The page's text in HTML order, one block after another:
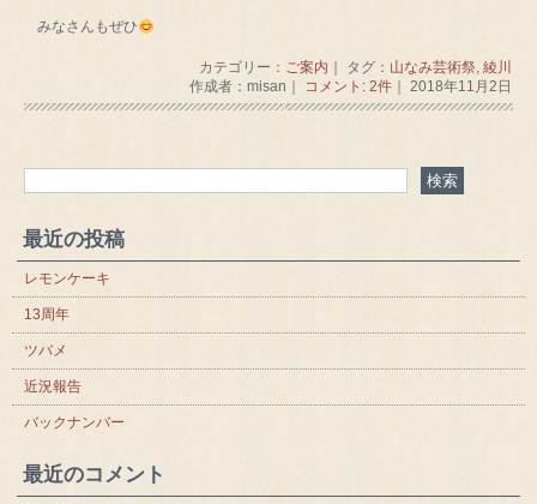
みなさんもぜひ
カテゴリー： ご案内 ｜ タグ： 山なみ芸術祭, 綾川
作成者：misan｜ コメント: 2件｜ 2018年11月2日
最近の投稿
レモンケーキ
13周年
ツバメ
近況報告
バックナンバー
最近のコメント